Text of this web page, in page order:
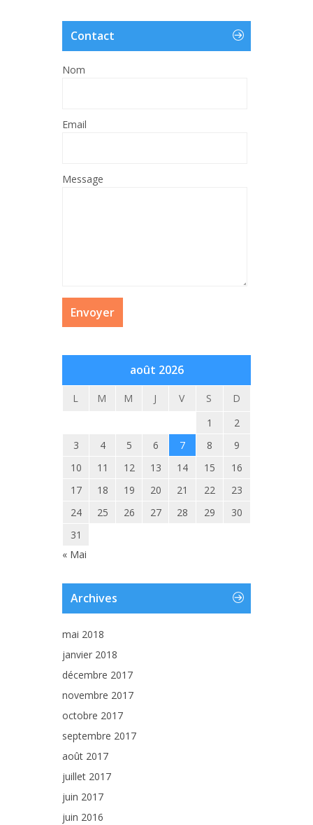
Contact
Nom
Email
Message
août 2026
L M M J V S
D
1
2
3
4 5 6 7 8
9
10
11 12 13 14 15
16
17
18 19 20 21 22
23
24
25 26 27 28 29
30
31
« Mai
Archives
mai 2018
janvier 2018
décembre 2017
novembre 2017
octobre 2017
septembre 2017
août 2017
juillet 2017
juin 2017
juin 2016